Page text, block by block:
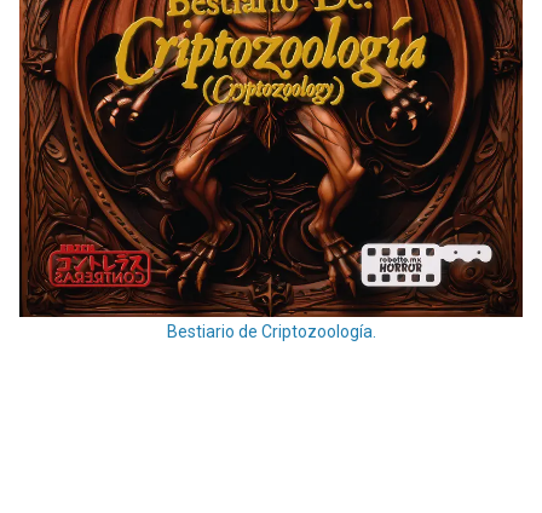
Bestiario de Criptozoología.